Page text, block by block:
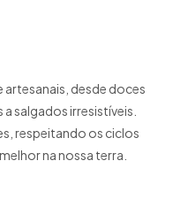
desde doces
salgados irresistíveis.
respeitando os ciclos
na nossa terra.